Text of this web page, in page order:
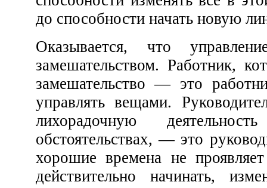
Оказывается, что управление тесно связано с
замешательством. Работник, который легко впадает в
замешательство — это работник, который не может
управлять вещами. Руководитель, который развивает
лихорадочную
обстоятельствах, — это
хорошие времена не проявляет никакой
действительно начинать, изменять и